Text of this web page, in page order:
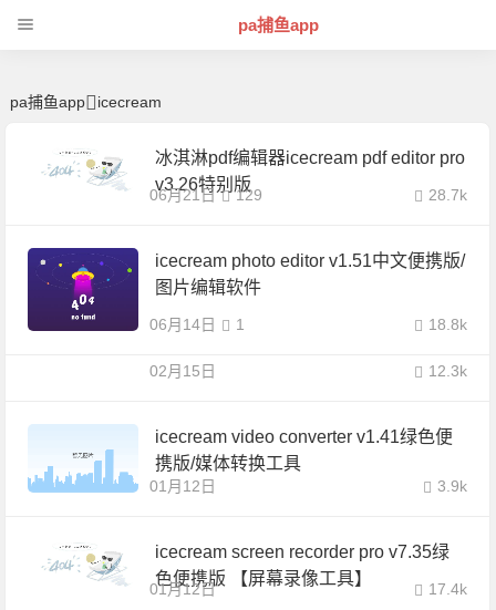
pa捕鱼app
pa捕鱼app icecream
冰淇淋pdf编辑器icecream pdf editor pro
v3.26特别版
06月21日 28.7k
129
icecream photo editor v1.51中文便携版/
图片编辑软件
06月14日 18.8k
1
02月15日 12.3k
icecream video converter v1.41绿色便
携版/媒体转换工具
01月12日 3.9k
icecream screen recorder pro v7.35绿
色便携版 【屏幕录像工具】
01月12日 17.4k